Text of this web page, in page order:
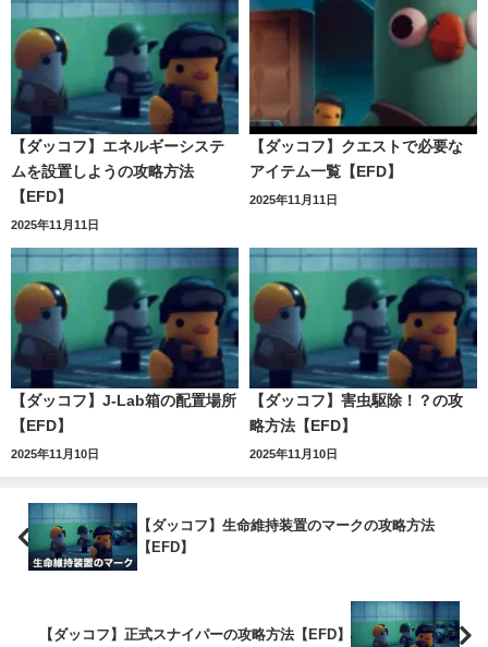
【ダッコフ】エネルギーシステ
ムを設置しようの攻略方法
【EFD】
2025年11月11日
【ダッコフ】クエストで必要な
アイテム一覧【EFD】
2025年11月11日
【ダッコフ】J-Lab箱の配置場所
【EFD】
2025年11月10日
【ダッコフ】害虫駆除！？の攻
略方法【EFD】
2025年11月10日
【ダッコフ】生命維持装置のマークの攻略方法
【EFD】
【ダッコフ】正式スナイパーの攻略方法【EFD】